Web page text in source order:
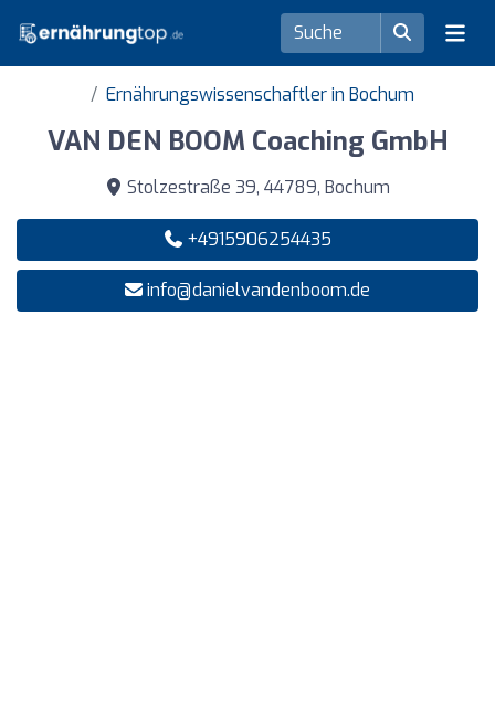
Ernährungswissenschaftler in Bochum
VAN DEN BOOM Coaching GmbH
Stolzestraße 39, 44789, Bochum
+4915906254435
info@danielvandenboom.de